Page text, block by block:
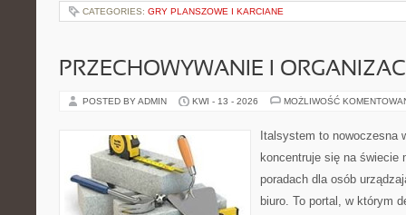
CATEGORIES: GRY PLANSZOWE I KARCIANE
PRZECHOWYWANIE I
POSTED BY ADMIN KWI - 13 - 2026 MOŻLIWOŚĆ
Italsystem to nowoczesna
koncentruje się na świecie
poradach dla osób
biuro. To portal, w którym